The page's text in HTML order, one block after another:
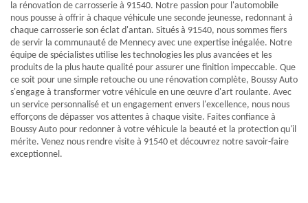
la rénovation de carrosserie à 91540. Notre passion pour l'automobile
nous pousse à offrir à chaque véhicule une seconde jeunesse, redonnant à
chaque carrosserie son éclat d'antan. Situés à 91540, nous sommes fiers
de servir la communauté de Mennecy avec une expertise inégalée. Notre
équipe de spécialistes utilise les technologies les plus avancées et les
produits de la plus haute qualité pour assurer une finition impeccable. Que
ce soit pour une simple retouche ou une rénovation complète, Boussy Auto
s'engage à transformer votre véhicule en une œuvre d'art roulante. Avec
un service personnalisé et un engagement envers l'excellence, nous nous
efforçons de dépasser vos attentes à chaque visite. Faites confiance à
Boussy Auto pour redonner à votre véhicule la beauté et la protection qu'il
mérite. Venez nous rendre visite à 91540 et découvrez notre savoir-faire
exceptionnel.